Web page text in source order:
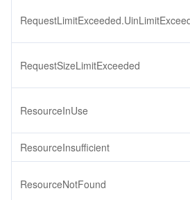
RequestSizeLimitExceeded
ResourceInUse
ResourceInsufficient
ResourceNotFound